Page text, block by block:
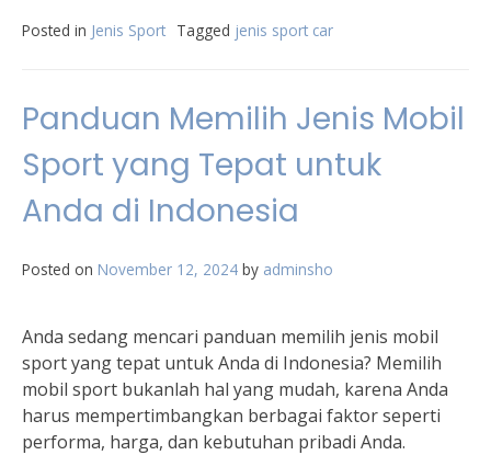
Posted in Jenis Sport Tagged jenis sport car
Panduan Memilih Jenis Mobil
Sport yang Tepat untuk
Anda di Indonesia
Posted on November 12, 2024 by adminsho
Anda sedang mencari panduan memilih jenis mobil
sport yang tepat untuk Anda di Indonesia? Memilih
mobil sport bukanlah hal yang mudah, karena Anda
harus mempertimbangkan berbagai faktor seperti
performa, harga, dan kebutuhan pribadi Anda.